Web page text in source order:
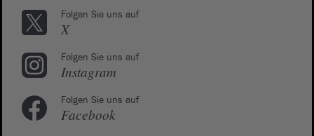
Folgen Sie uns auf
X
Folgen Sie uns auf
Instagram
Folgen Sie uns auf
Facebook